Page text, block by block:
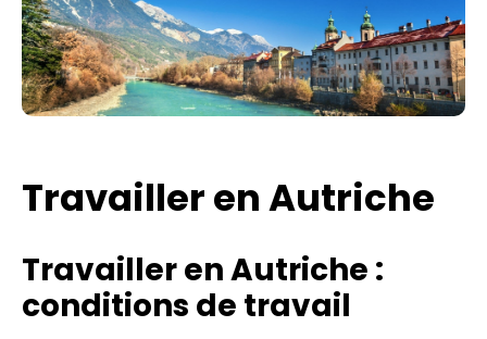
Travailler en Autriche
Travailler en Autriche :
conditions de travail